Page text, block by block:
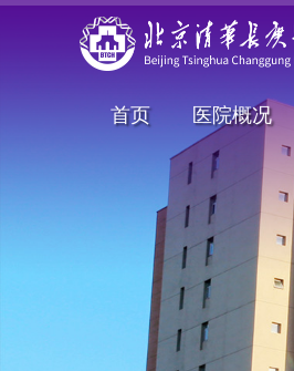
首页 医院概况